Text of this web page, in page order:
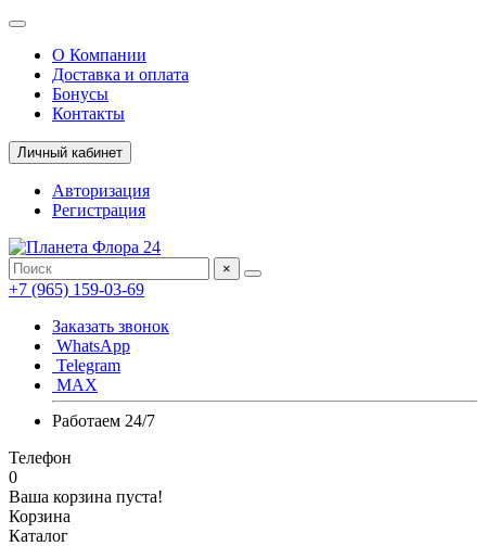
О Компании
Доставка и оплата
Бонусы
Контакты
Личный кабинет
Авторизация
Регистрация
×
+7 (965) 159-03-69
Заказать звонок
WhatsApp
Telegram
MAX
Работаем 24/7
Телефон
0
Ваша корзина пуста!
Корзина
Каталог